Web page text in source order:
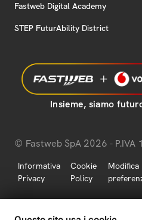
Fastweb Digital Academy
STEP FuturAbility District
Insieme, siamo
© Fastweb SpA 2026 -
Informativa
Privacy
Cookie
Policy
Modifica